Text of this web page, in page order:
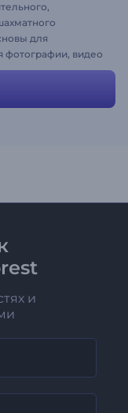
для
фотографии, видео
или выберите
и